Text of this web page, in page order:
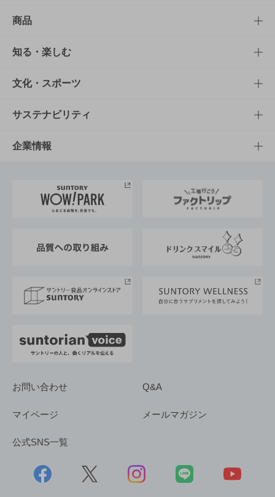
商品
商品TOP
商品一覧
商品発売情報
栄養成分一覧
知る・楽しむ
知る・楽しむTOP
キャンペーン
工場見学
地域情報
文化・スポーツ
文化・スポーツTOP
サントリーホール
サントリーサンバーズ大阪
サステナビリティ
サステナビリティTOP
サントリーが考えるサステナビリティ経営
企業情報
企業概要
採用情報
お問い合わせ Q&A
マイページ メールマガジン
公式SNS一覧